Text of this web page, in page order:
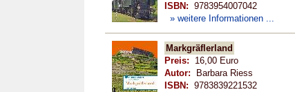
ISBN: 9783954007042
» weitere Informationen ...
Markgräflerland
Preis: 16,00 Euro
Autor: Barbara Riess
ISBN: 9783839221532